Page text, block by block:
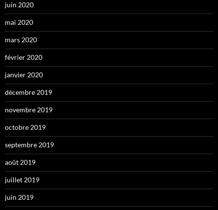
juin 2020
mai 2020
mars 2020
février 2020
janvier 2020
décembre 2019
novembre 2019
octobre 2019
septembre 2019
août 2019
juillet 2019
juin 2019